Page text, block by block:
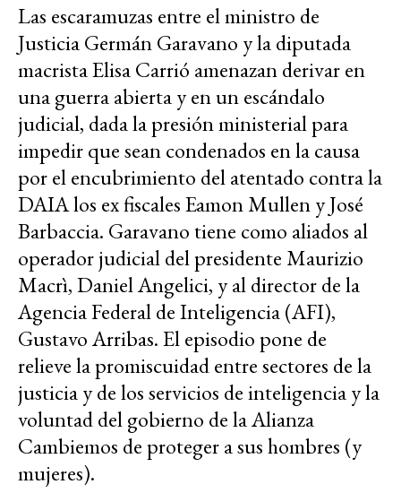
Las escaramuzas entre el ministro de
Justicia Germán Garavano y la diputada
macrista Elisa Carrió amenazan derivar en
una guerra abierta y en un escándalo
judicial, dada la presión ministerial para
impedir que sean condenados en la causa
por el encubrimiento del atentado contra la
DAIA los ex fiscales Eamon Mullen y José
Barbaccia. Garavano tiene como aliados al
operador judicial del presidente Maurizio
Macrì, Daniel Angelici, y al director de la
Agencia Federal de Inteligencia (AFI),
Gustavo Arribas. El episodio pone de
relieve la promiscuidad entre sectores de la
justicia y de los servicios de inteligencia y la
voluntad del gobierno de la Alianza
Cambiemos de proteger a sus hombres (y
mujeres).